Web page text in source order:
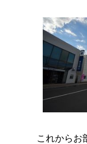
これからお